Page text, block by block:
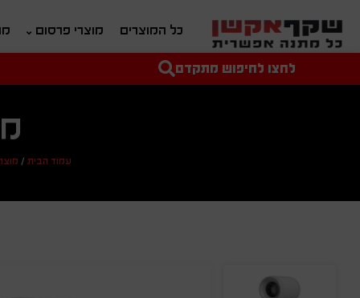
כל המוצרים מוצרי פרסום
טקסט חופשי לחיפוש מחיר מיני'לחצו לחיפוש מתקדם
עמוד הבית /